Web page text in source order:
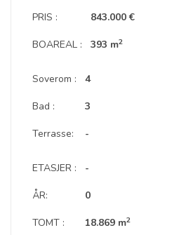
PRIS :
BOAREAL :
843.000 €
393 m2
Soverom :
Bad :
Terrasse:
4
3
-
ETASJER :
ÅR:
TOMT :
-
0
18.869 m2